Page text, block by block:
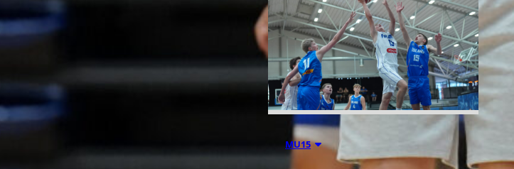
MU15 06.08.2026 21:44